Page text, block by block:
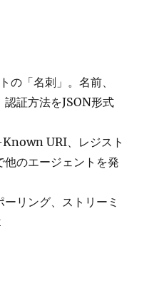
の「名刺」。名前、
証方法をJSON形式
URI、レジスト
他のエージェントを発
リング、ストリーミ